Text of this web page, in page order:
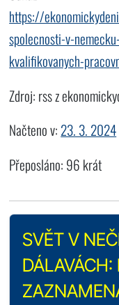
https://
spolecnosti-v-
kvalifikovanych-
Zdroj: rss z
Načteno v: 23. 3. 2024
Přeposláno: 96 krát
SVĚT V
DÁLAVÁCH: